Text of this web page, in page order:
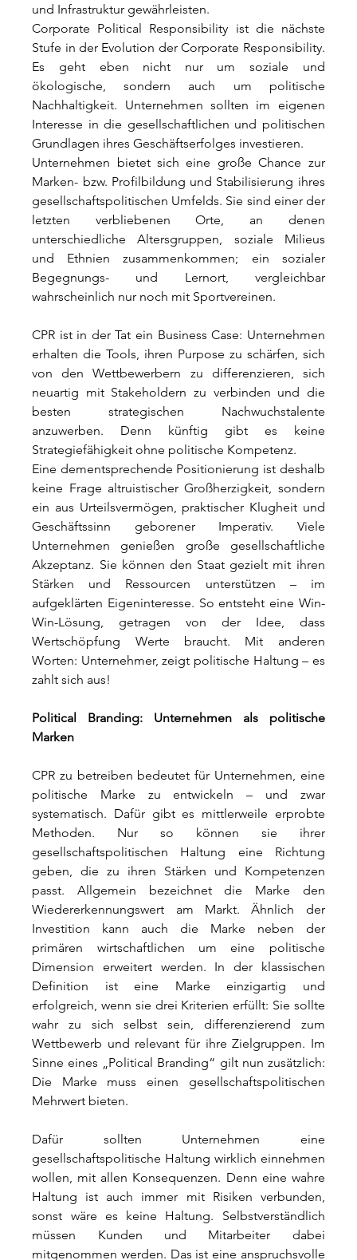
und Infrastruktur gewährleisten.
Corporate Political Responsibility ist die nächste
Stufe in der Evolution der Corporate Responsibility.
Es geht eben nicht nur um soziale und
ökologische, sondern auch um politische
Nachhaltigkeit. Unternehmen sollten im eigenen
Interesse in die gesellschaftlichen und politischen
Grundlagen ihres Geschäftserfolges investieren.
Unternehmen bietet sich eine große Chance zur
Marken- bzw. Profilbildung und Stabilisierung ihres
gesellschaftspolitischen Umfelds. Sie sind einer der
letzten verbliebenen Orte, an denen
unterschiedliche Altersgruppen, soziale Milieus
und Ethnien zusammenkommen; ein sozialer
Begegnungs- und Lernort, vergleichbar
wahrscheinlich nur noch mit Sportvereinen.
CPR ist in der Tat ein Business Case: Unternehmen
erhalten die Tools, ihren Purpose zu schärfen, sich
von den Wettbewerbern zu differenzieren, sich
neuartig mit Stakeholdern zu verbinden und die
besten strategischen Nachwuchstalente
anzuwerben. Denn künftig gibt es keine
Strategiefähigkeit ohne politische Kompetenz.
Eine dementsprechende Positionierung ist deshalb
keine Frage altruistischer Großherzigkeit, sondern
ein aus Urteilsvermögen, praktischer Klugheit und
Geschäftssinn geborener Imperativ. Viele
Unternehmen genießen große gesellschaftliche
Akzeptanz. Sie können den Staat gezielt mit ihren
Stärken und Ressourcen unterstützen – im
aufgeklärten Eigeninteresse. So entsteht eine Win-
Win-Lösung, getragen von der Idee, dass
Wertschöpfung Werte braucht. Mit anderen
Worten: Unternehmer, zeigt politische Haltung – es
zahlt sich aus!
Political Branding: Unternehmen als politische
Marken
CPR zu betreiben bedeutet für Unternehmen, eine
politische Marke zu entwickeln – und zwar
systematisch. Dafür gibt es mittlerweile erprobte
Methoden. Nur so können sie ihrer
gesellschaftspolitischen Haltung eine Richtung
geben, die zu ihren Stärken und Kompetenzen
passt. Allgemein bezeichnet die Marke den
Wiedererkennungswert am Markt. Ähnlich der
Investition kann auch die Marke neben der
primären wirtschaftlichen um eine politische
Dimension erweitert werden. In der klassischen
Definition ist eine Marke einzigartig und
erfolgreich, wenn sie drei Kriterien erfüllt: Sie sollte
wahr zu sich selbst sein, differenzierend zum
Wettbewerb und relevant für ihre Zielgruppen. Im
Sinne eines „Political Branding“ gilt nun zusätzlich:
Die Marke muss einen gesellschaftspolitischen
Mehrwert bieten.
Dafür sollten Unternehmen eine
gesellschaftspolitische Haltung wirklich einnehmen
wollen, mit allen Konsequenzen. Denn eine wahre
Haltung ist auch immer mit Risiken verbunden,
sonst wäre es keine Haltung. Selbstverständlich
müssen Kunden und Mitarbeiter dabei
mitgenommen werden. Das ist eine anspruchsvolle